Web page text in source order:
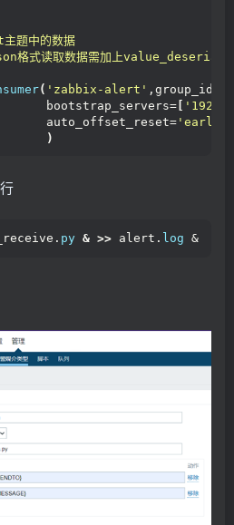
题中的数据
格式读取数据需加上
( 'zabbix-alert' ,group_id=
bootstrap_servers=
auto_offset_reset=
)
json()['access_token']
: agentid,
: {"content" : messages[
: "0"}
)
()
py & >> alert. log &